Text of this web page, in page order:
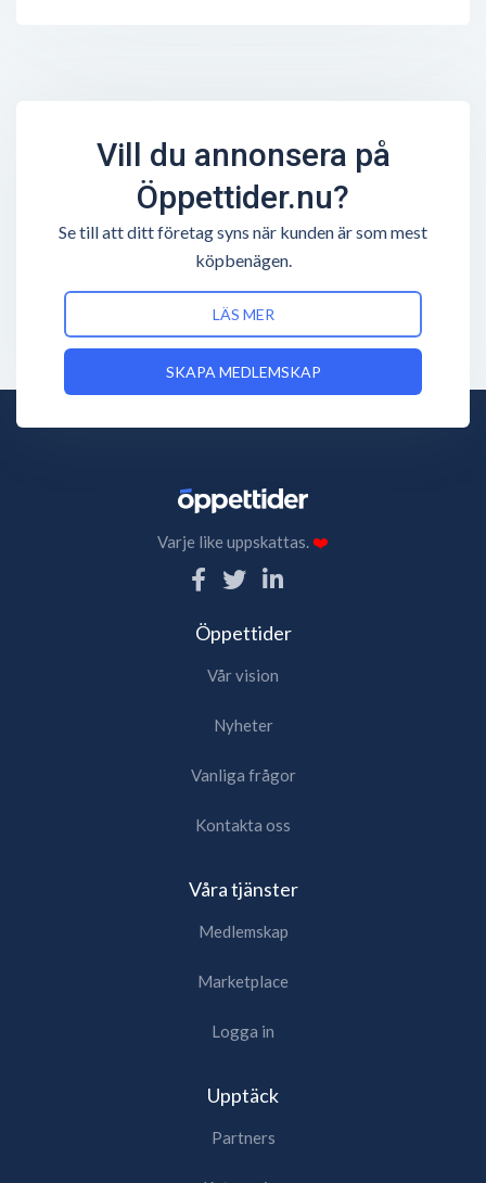
Vill du annonsera på
Öppettider.nu?
Se till att ditt företag syns när kunden är som mest
köpbenägen.
LÄS MER
SKAPA MEDLEMSKAP
Varje like uppskattas.❤️
Öppettider
Vår vision
Nyheter
Vanliga frågor
Kontakta oss
Våra tjänster
Medlemskap
Marketplace
Logga in
Upptäck
Partners